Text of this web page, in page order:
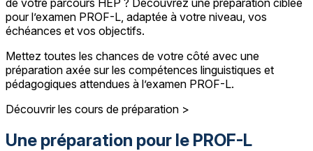
pour l’examen PROF-L, adaptée à votre niveau, vos
échéances et vos objectifs.
Mettez toutes les chances de votre côté avec une
préparation axée sur les compétences linguistiques et
pédagogiques attendues à l’examen PROF-L.
Découvrir les cours de préparation >
Une préparation pour le PROF-L